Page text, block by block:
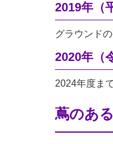
2019年（
グラウンド
2020年（
2024年度ま
蔦のあ